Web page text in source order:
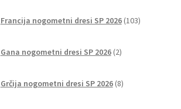
Francija nogometni dresi SP 2026 103izdelki
Gana nogometni dresi SP 2026 2izdelka
Grčija nogometni dresi SP 2026 8izdelkov